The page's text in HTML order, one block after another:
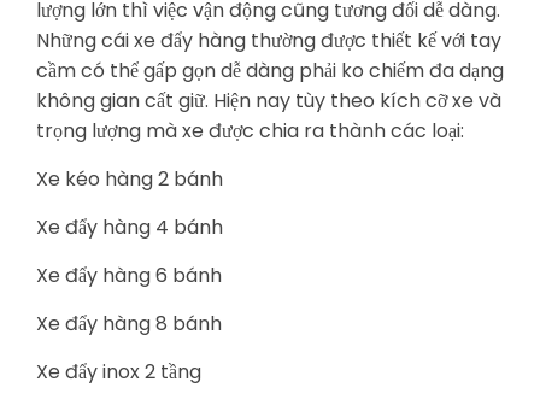
lượng lớn thì việc vận động cũng tương đối dễ dàng.
Những cái xe đẩy hàng thường được thiết kế với tay
cầm có thể gấp gọn dễ dàng phải ko chiếm đa dạng
không gian cất giữ. Hiện nay tùy theo kích cỡ xe và
trọng lượng mà xe được chia ra thành các loại:
Xe kéo hàng 2 bánh
Xe đẩy hàng 4 bánh
Xe đẩy hàng 6 bánh
Xe đẩy hàng 8 bánh
Xe đẩy inox 2 tầng